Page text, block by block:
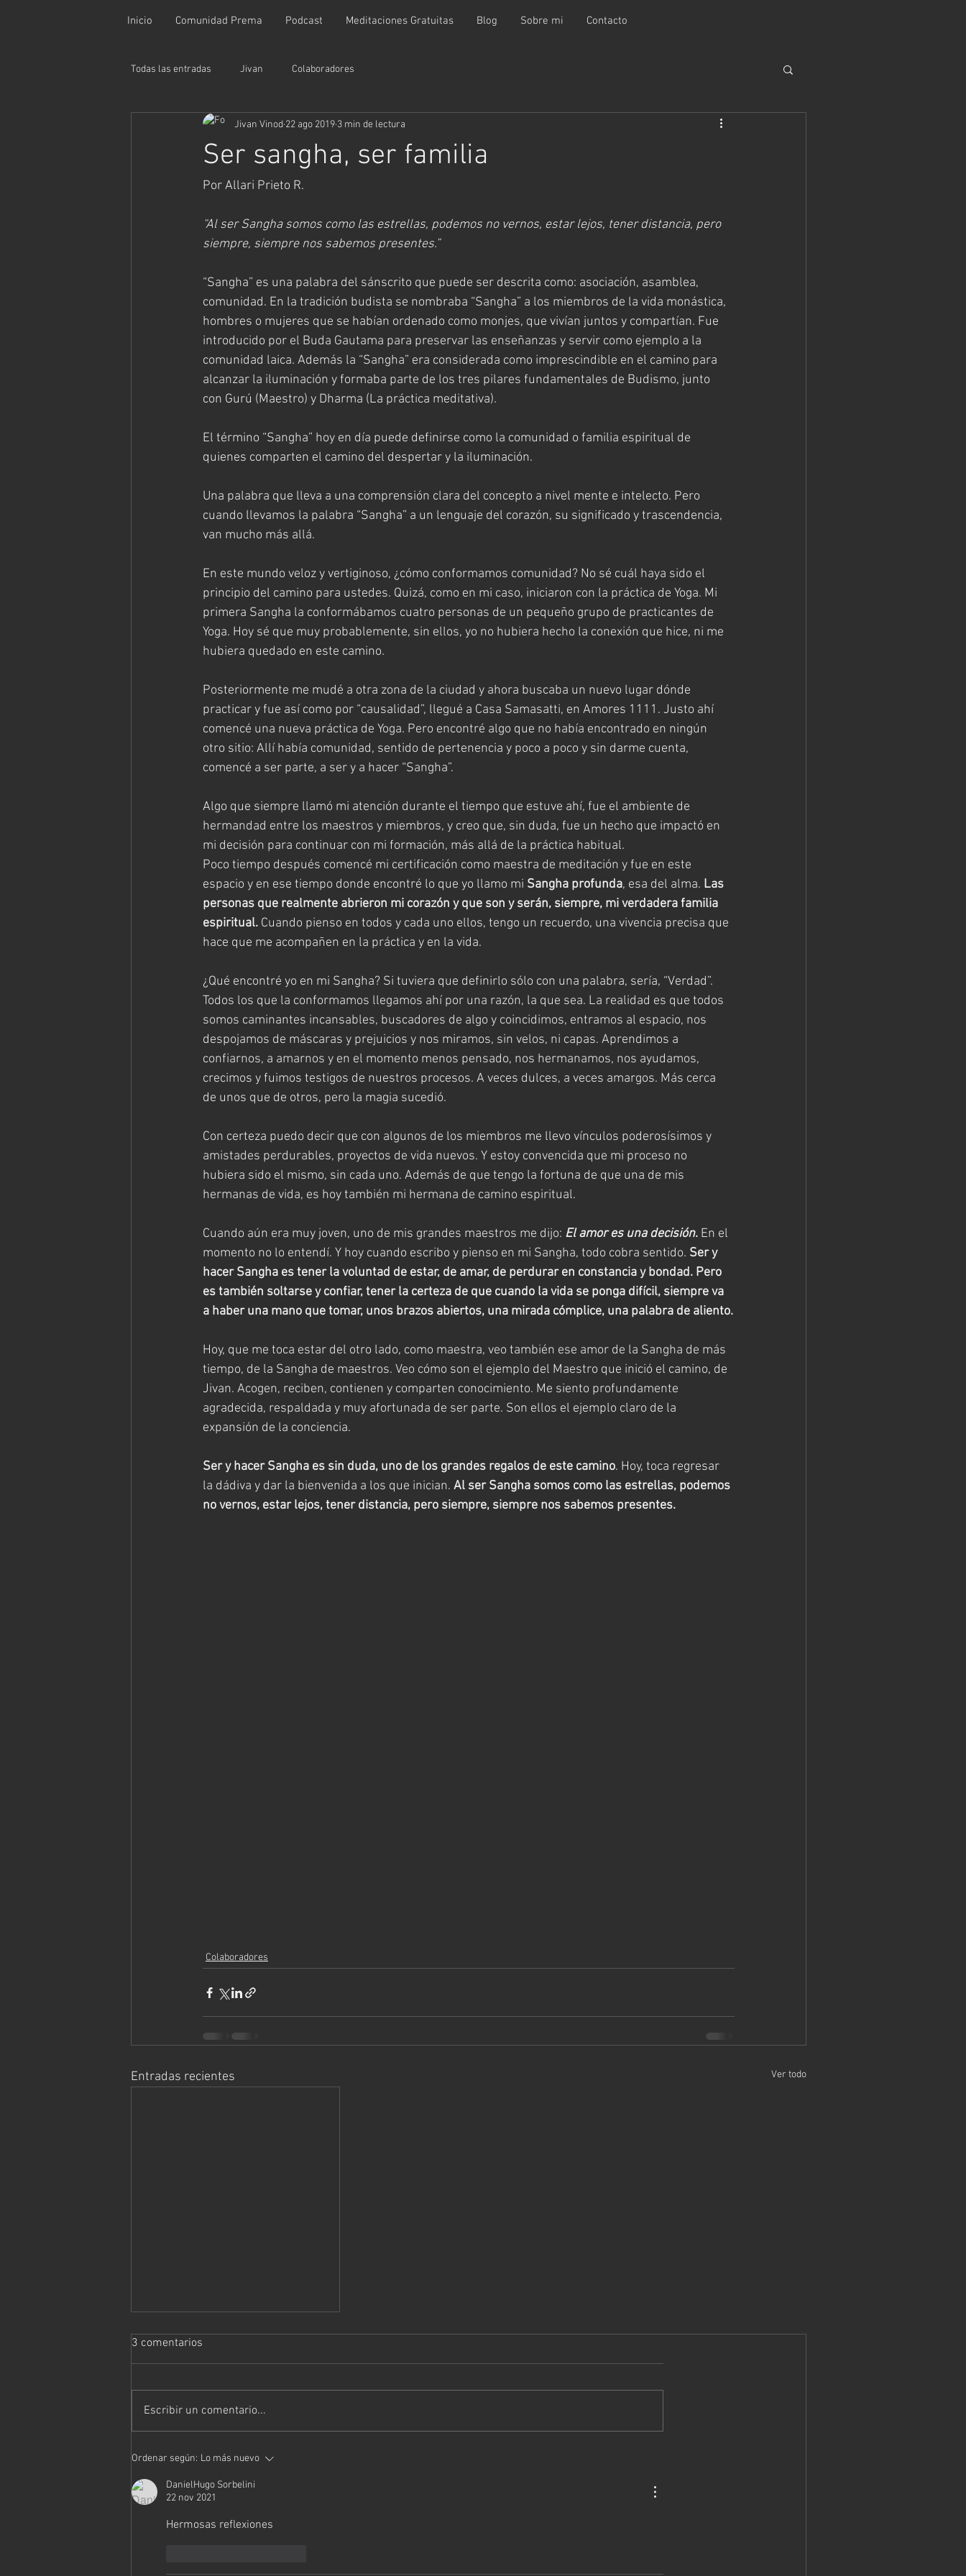
Inicio Comunidad Prema Podcast Meditaciones Gratuitas Blog Sobre mi Contacto
Todas las entradas Jivan Colaboradores
Ser sangha, ser familia
Jivan Vinod 22 ago 2019 3 min de lectura
Por Allari Prieto R.
“Al ser Sangha somos como las estrellas, podemos no vernos, estar lejos, tener distancia, pero
siempre, siempre nos sabemos presentes.”
“Sangha” es una palabra del sánscrito que puede ser descrita como: asociación, asamblea,
comunidad. En la tradición budista se nombraba “Sangha” a los miembros de la vida monástica,
hombres o mujeres que se habían ordenado como monjes, que vivían juntos y compartían. Fue
introducido por el Buda Gautama para preservar las enseñanzas y servir como ejemplo a la
comunidad laica. Además la “Sangha” era considerada como imprescindible en el camino para
alcanzar la iluminación y formaba parte de los tres pilares fundamentales de Budismo, junto
con Gurú (Maestro) y Dharma (La práctica meditativa).
El término “Sangha” hoy en día puede definirse como la comunidad o familia espiritual de
quienes comparten el camino del despertar y la iluminación.
Una palabra que lleva a una comprensión clara del concepto a nivel mente e intelecto. Pero
cuando llevamos la palabra “Sangha” a un lenguaje del corazón, su significado y trascendencia,
van mucho más allá.
En este mundo veloz y vertiginoso, ¿cómo conformamos comunidad? No sé cuál haya sido el
principio del camino para ustedes. Quizá, como en mi caso, iniciaron con la práctica de Yoga. Mi
primera Sangha la conformábamos cuatro personas de un pequeño grupo de practicantes de
Yoga. Hoy sé que muy probablemente, sin ellos, yo no hubiera hecho la conexión que hice, ni me
hubiera quedado en este camino.
Posteriormente me mudé a otra zona de la ciudad y ahora buscaba un nuevo lugar dónde
practicar y fue así como por “causalidad”, llegué a Casa Samasatti, en Amores 1111. Justo ahí
comencé una nueva práctica de Yoga. Pero encontré algo que no había encontrado en ningún
otro sitio: Allí había comunidad, sentido de pertenencia y poco a poco y sin darme cuenta,
comencé a ser parte, a ser y a hacer “Sangha”.
Algo que siempre llamó mi atención durante el tiempo que estuve ahí, fue el ambiente de
hermandad entre los maestros y miembros, y creo que, sin duda, fue un hecho que impactó en
mi decisión para continuar con mi formación, más allá de la práctica habitual.
Poco tiempo después comencé mi certificación como maestra de meditación y fue en este
espacio y en ese tiempo donde encontré lo que yo llamo mi Sangha profunda, esa del alma. Las
personas que realmente abrieron mi corazón y que son y serán, siempre, mi verdadera familia
espiritual. Cuando pienso en todos y cada uno ellos, tengo un recuerdo, una vivencia precisa que
hace que me acompañen en la práctica y en la vida.
¿Qué encontré yo en mi Sangha? Si tuviera que definirlo sólo con una palabra, sería, “Verdad”.
Todos los que la conformamos llegamos ahí por una razón, la que sea. La realidad es que todos
somos caminantes incansables, buscadores de algo y coincidimos, entramos al espacio, nos
despojamos de máscaras y prejuicios y nos miramos, sin velos, ni capas. Aprendimos a
confiarnos, a amarnos y en el momento menos pensado, nos hermanamos, nos ayudamos,
crecimos y fuimos testigos de nuestros procesos. A veces dulces, a veces amargos. Más cerca
de unos que de otros, pero la magia sucedió.
Con certeza puedo decir que con algunos de los miembros me llevo vínculos poderosísimos y
amistades perdurables, proyectos de vida nuevos. Y estoy convencida que mi proceso no
hubiera sido el mismo, sin cada uno. Además de que tengo la fortuna de que una de mis
hermanas de vida, es hoy también mi hermana de camino espiritual.
Cuando aún era muy joven, uno de mis grandes maestros me dijo: El amor es una decisión. En el
momento no lo entendí. Y hoy cuando escribo y pienso en mi Sangha, todo cobra sentido. Ser y
hacer Sangha es tener la voluntad de estar, de amar, de perdurar en constancia y bondad. Pero
es también soltarse y confiar, tener la certeza de que cuando la vida se ponga difícil, siempre va
a haber una mano que tomar, unos brazos abiertos, una mirada cómplice, una palabra de aliento.
Hoy, que me toca estar del otro lado, como maestra, veo también ese amor de la Sangha de más
tiempo, de la Sangha de maestros. Veo cómo son el ejemplo del Maestro que inició el camino, de
Jivan. Acogen, reciben, contienen y comparten conocimiento. Me siento profundamente
agradecida, respaldada y muy afortunada de ser parte. Son ellos el ejemplo claro de la
expansión de la conciencia.
Ser y hacer Sangha es sin duda, uno de los grandes regalos de este camino. Hoy, toca regresar
la dádiva y dar la bienvenida a los que inician. Al ser Sangha somos como las estrellas, podemos
no vernos, estar lejos, tener distancia, pero siempre, siempre nos sabemos presentes.
Colaboradores
Entradas recientes Ver todo
Iniciar el camino regresando al
3 comentarios
Escribir un comentario...
Ordenar según: Lo más nuevo
DanielHugo Sorbelini
22 nov 2021
Hermosas reflexiones